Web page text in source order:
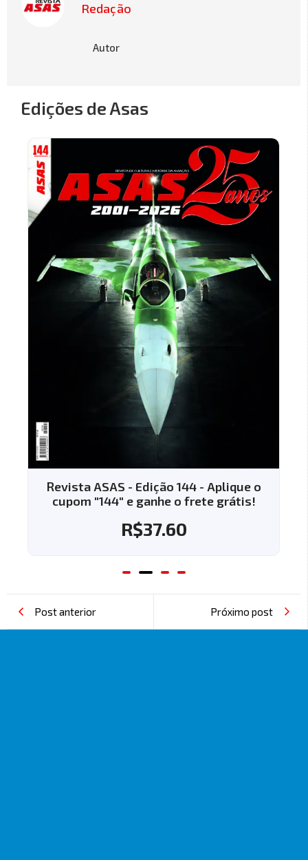
Redação
Autor
Edições de Asas
Revista ASAS - Edição 144 - Aplique o
cupom "144" e ganhe o frete grátis!
R$37.60
Post anterior Próximo post